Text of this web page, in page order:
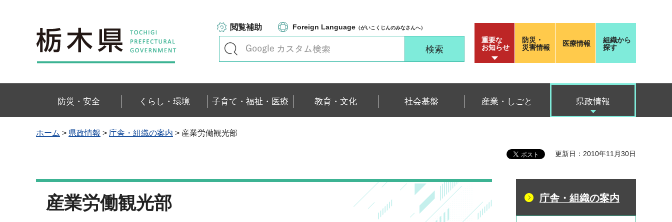
栃木県
閲覧補助 Foreign Language （がいこくじんのみなさんへ）
重要な
お知らせ
防災・
災害情報
医療情報
組織から
探す
防災・安全 くらし・環境 子育て・福祉・医療 教育・文化 社会基盤 産業・しごと 県政情報
ホーム > 県政情報 > 庁舎・組織の案内 > 産業労働観光部
更新日：2010年11月30日
産業労働観光部 庁舎・組織の案内